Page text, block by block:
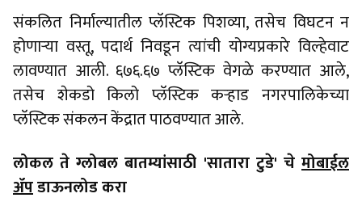
संकलित निर्माल्यातील प्लॅस्टिक पिशव्या, तसेच विघटन न
होणाऱ्या वस्तू, पदार्थ निवडून त्यांची योग्यप्रकारे विल्हेवाट
लावण्यात आली. ६७६.६७ प्लॅस्टिक वेगळे करण्यात आले,
तसेच शेकडो किलो प्लॅस्टिक कऱ्हाड नगरपालिकेच्या
प्लॅस्टिक संकलन केंद्रात पाठवण्यात आले.
लोकल ते ग्लोबल बातम्यांसाठी 'सातारा टुडे' चे मोबाईल
ॲपडाऊनलोड करा